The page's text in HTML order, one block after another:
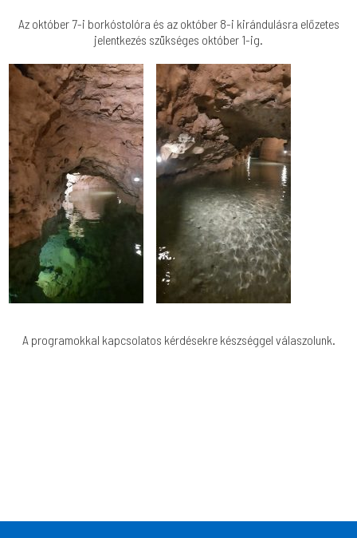
Az október 7-i borkóstolóra és az október 8-i kirándulásra előzetes
jelentkezés szükséges október 1-ig.
A programokkal kapcsolatos kérdésekre készséggel válaszolunk.